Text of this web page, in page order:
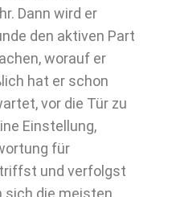
Dann wird er
den aktiven Part
worauf er
hat er schon
vor die Tür zu
Einstellung,
für
und verfolgst
sich die meisten